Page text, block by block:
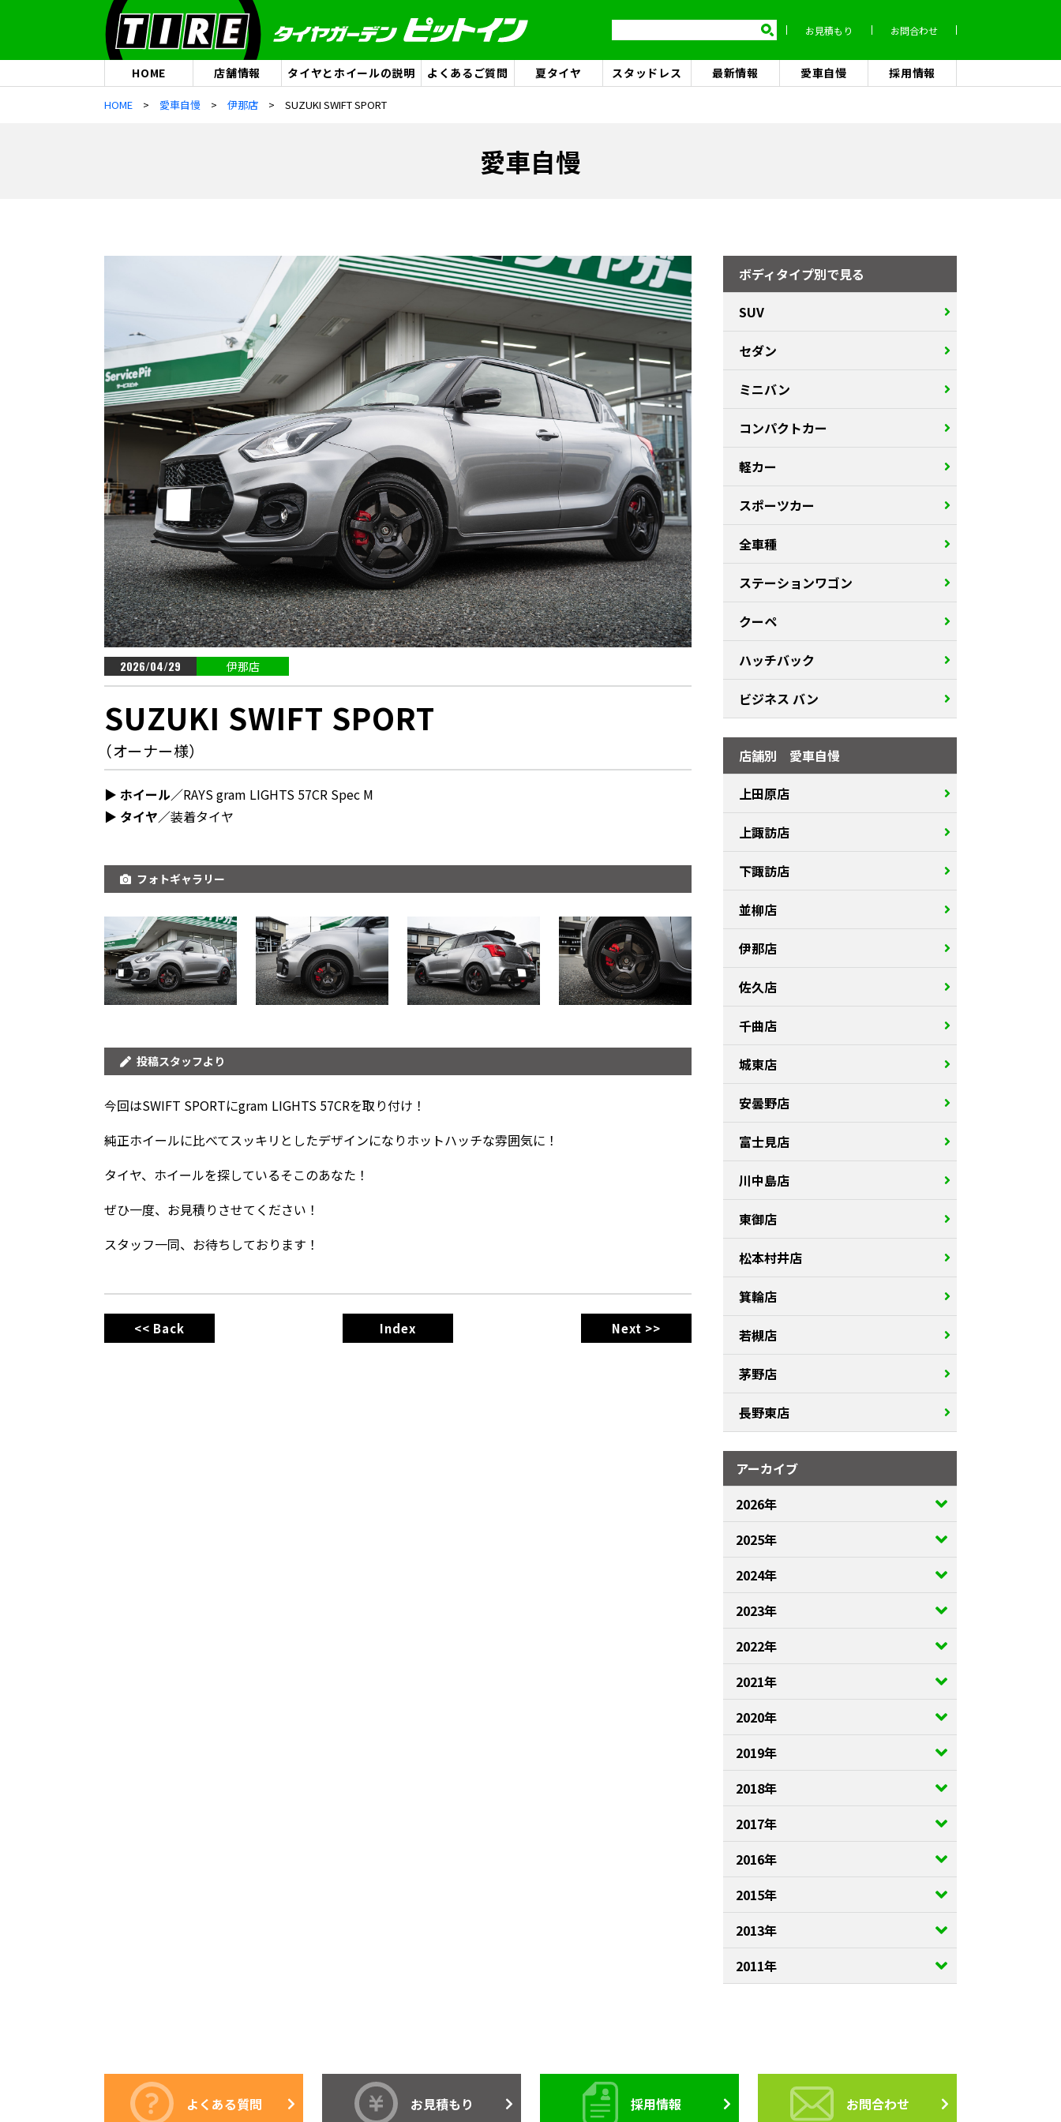
お見積もり お問合わせ
HOME 店舗情報 タイヤとホイールの説明 よくあるご質問 夏タイヤ スタッドレス 最新情報 愛車自慢 採用情報
HOME 愛車自慢 伊那店 SUZUKI SWIFT SPORT
愛車自慢
2026/04/29 伊那店
SUZUKI SWIFT SPORT
（オーナー様）
▶︎ ホイール／RAYS gram LIGHTS 57CR Spec M
▶︎ タイヤ／装着タイヤ
フォトギャラリー
投稿スタッフより
今回はSWIFT SPORTにgram LIGHTS 57CRを取り付け！
純正ホイールに比べてスッキリとしたデザインになりホットハッチな雰囲気に！
タイヤ、ホイールを探しているそこのあなた！
ぜひ一度、お見積りさせてください！
スタッフ一同、お待ちしております！
<< Back Index Next >>
ボディタイプ別で見る
SUV
セダン
ミニバン
コンパクトカー
軽カー
スポーツカー
全車種
ステーションワゴン
クーペ
ハッチバック
ビジネス バン
店舗別 愛車自慢
上田原店
上諏訪店
下諏訪店
並柳店
伊那店
佐久店
千曲店
城東店
安曇野店
富士見店
川中島店
東御店
松本村井店
箕輪店
若槻店
茅野店
長野東店
アーカイブ
2026年
2025年
2024年
2023年
2022年
2021年
2020年
2019年
2018年
2017年
2016年
2015年
2013年
2011年
よくある質問 お見積もり 採用情報 お問合わせ